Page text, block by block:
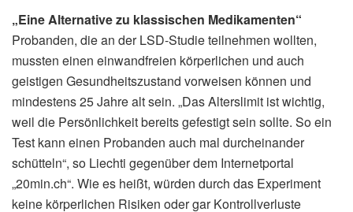
„Eine Alternative zu klassischen Medikamenten“
Probanden, die an der LSD-Studie teilnehmen wollten,
mussten einen einwandfreien körperlichen und auch
geistigen Gesundheitszustand vorweisen können und
mindestens 25 Jahre alt sein. „Das Alterslimit ist wichtig,
weil die Persönlichkeit bereits gefestigt sein sollte. So ein
Test kann einen Probanden auch mal durcheinander
schütteln“, so Liechti gegenüber dem Internetportal
„20min.ch“. Wie es heißt, würden durch das Experiment
keine körperlichen Risiken oder gar Kontrollverluste